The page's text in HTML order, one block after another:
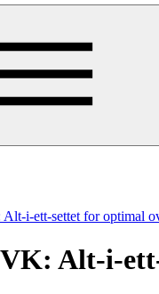
i-ett-settet for optimal
Alt-i-